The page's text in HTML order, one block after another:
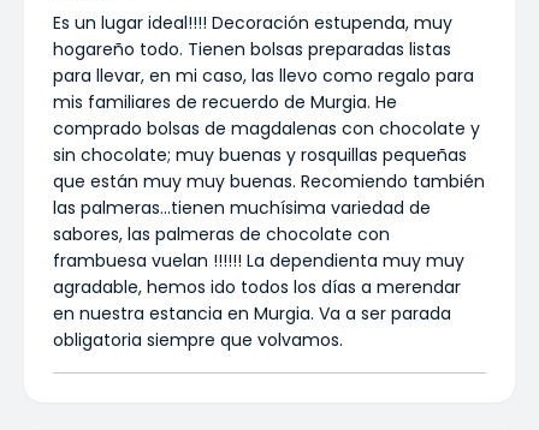
Es un lugar ideal!!!! Decoración estupenda, muy
hogareño todo. Tienen bolsas preparadas listas
para llevar, en mi caso, las llevo como regalo para
mis familiares de recuerdo de Murgia. He
comprado bolsas de magdalenas con chocolate y
sin chocolate; muy buenas y rosquillas pequeñas
que están muy muy buenas. Recomiendo también
las palmeras…tienen muchísima variedad de
sabores, las palmeras de chocolate con
frambuesa vuelan !!!!!! La dependienta muy muy
agradable, hemos ido todos los días a merendar
en nuestra estancia en Murgia. Va a ser parada
obligatoria siempre que volvamos.